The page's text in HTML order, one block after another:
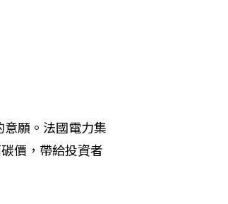
願。法國電力集
價，帶給投資者